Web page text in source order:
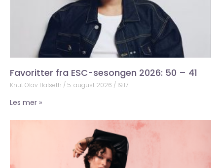
Favoritter fra ESC-sesongen 2026: 50 – 41
Knut Olav Halseth 5. august 2026 19:17
Les mer »